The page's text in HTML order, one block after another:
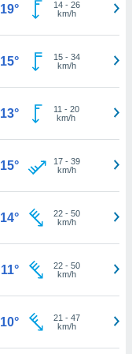
19° 14- 26
km/h
15° 15- 34
km/h
13° 11 - 20
km/h
15° 17- 39
km/h
14° 22- 50
km/h
11° 22- 50
km/h
10° 21 - 47
km/h